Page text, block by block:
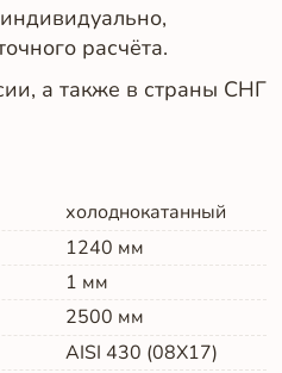
расчёта.
а также в страны СНГ
холоднокатанный
1240 мм
1 мм
2500 мм
AISI 430 (08Х17)